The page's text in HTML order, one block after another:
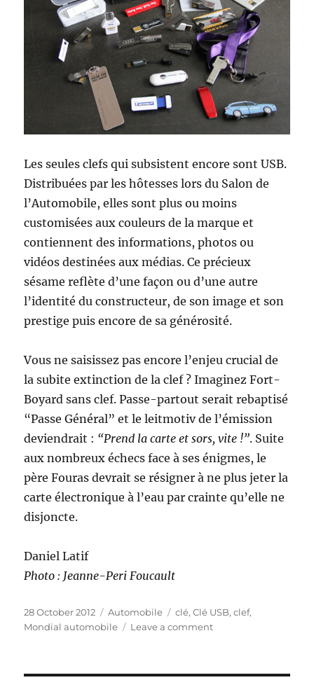
Les seules clefs qui subsistent encore sont USB.
Distribuées par les hôtesses lors du Salon de
l’Automobile, elles sont plus ou moins
customisées aux couleurs de la marque et
contiennent des informations, photos ou
vidéos destinées aux médias. Ce précieux
sésame reflète d’une façon ou d’une autre
l’identité du constructeur, de son image et son
prestige puis encore de sa générosité.
Vous ne saisissez pas encore l’enjeu crucial de
la subite extinction de la clef ? Imaginez Fort-
Boyard sans clef. Passe-partout serait rebaptisé
“Passe Général” et le leitmotiv de l’émission
deviendrait : “Prend la carte et sors, vite !”. Suite
aux nombreux échecs face à ses énigmes, le
père Fouras devrait se résigner à ne plus jeter la
carte électronique à l’eau par crainte qu’elle ne
disjoncte.
Daniel Latif
Photo : Jeanne-Peri Foucault
Posted
on
28 October 2012 Categories
Automobile Tags
clé,Clé USB,clef,
Mondial automobile
Leave a commenton